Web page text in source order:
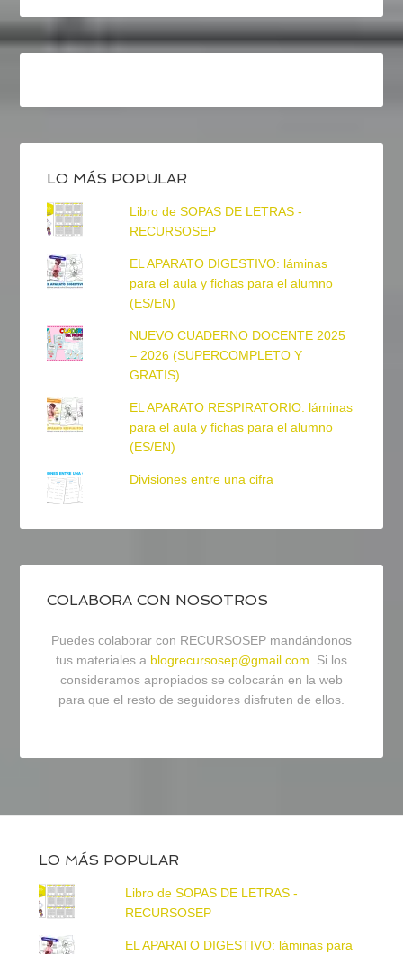
LO MÁS POPULAR
Libro de SOPAS DE LETRAS -
RECURSOSEP
EL APARATO DIGESTIVO: láminas
para el aula y fichas para el alumno
(ES/EN)
NUEVO CUADERNO DOCENTE 2025
– 2026 (SUPERCOMPLETO Y
GRATIS)
EL APARATO RESPIRATORIO: láminas
para el aula y fichas para el alumno
(ES/EN)
Divisiones entre una cifra
COLABORA CON NOSOTROS
Puedes colaborar con RECURSOSEP mandándonos
tus materiales a blogrecursosep@gmail.com. Si los
consideramos apropiados se colocarán en la web
para que el resto de seguidores disfruten de ellos.
LO MÁS POPULAR
Libro de SOPAS DE LETRAS -
RECURSOSEP
EL APARATO DIGESTIVO: láminas para